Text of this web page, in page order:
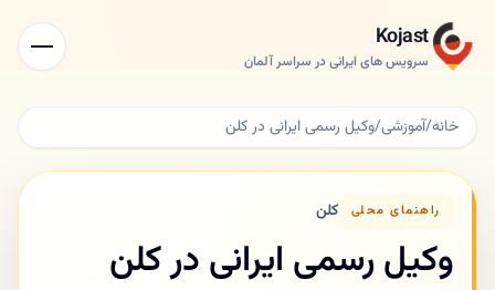
Kojast
سرویس های ایرانی در سراسر آلمان
خانه/آموزشی/وکیل رسمی ایرانی در کلن
راهنمای محلی کلن
وکیل رسمی ایرانی در کلن